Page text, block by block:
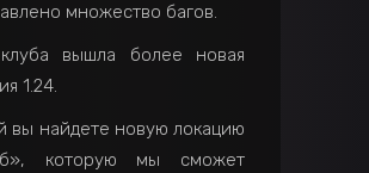
множество багов.
вышла более новая
1.24.
вы найдете новую локацию
которую мы сможет